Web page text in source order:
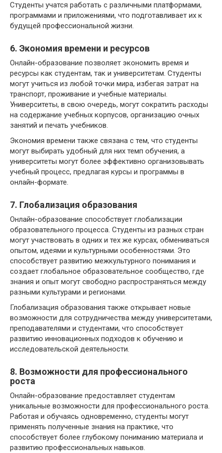
Студенты учатся работать с различными платформами,
программами и приложениями, что подготавливает их к
будущей профессиональной жизни.
6. Экономия времени и ресурсов
Онлайн-образование позволяет экономить время и
ресурсы как студентам, так и университетам. Студенты
могут учиться из любой точки мира, избегая затрат на
транспорт, проживание и учебные материалы.
Университеты, в свою очередь, могут сократить расходы
на содержание учебных корпусов, организацию очных
занятий и печать учебников.
Экономия времени также связана с тем, что студенты
могут выбирать удобный для них темп обучения, а
университеты могут более эффективно организовывать
учебный процесс, предлагая курсы и программы в
онлайн-формате.
7. Глобализация образования
Онлайн-образование способствует глобализации
образовательного процесса. Студенты из разных стран
могут участвовать в одних и тех же курсах, обмениваться
опытом, идеями и культурными особенностями. Это
способствует развитию межкультурного понимания и
создает глобальное образовательное сообщество, где
знания и опыт могут свободно распространяться между
разными культурами и регионами.
Глобализация образования также открывает новые
возможности для сотрудничества между университетами,
преподавателями и студентами, что способствует
развитию инновационных подходов к обучению и
исследовательской деятельности.
8. Возможности для профессионального
роста
Онлайн-образование предоставляет студентам
уникальные возможности для профессионального роста.
Работая и обучаясь одновременно, студенты могут
применять полученные знания на практике, что
способствует более глубокому пониманию материала и
развитию профессиональных навыков.